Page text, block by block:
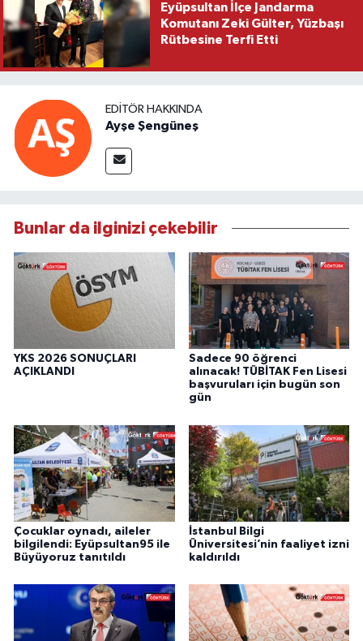
Eyüpsultan İlçe Jandarma
Komutanı Zeki Gülter, Yüzbaşı
Rütbesine Terfi Etti
EDITÖR HAKKINDA
Ayşe Şengüneş
Bunlar da ilginizi çekebilir
YKS 2026 SONUÇLARI
AÇIKLANDI
Sadece 90 öğrenci
alınacak! TÜBİTAK Fen Lisesi
başvuruları için bugün son
gün
Çocuklar oynadı, aileler
bilgilendi: Eyüpsultan95 ile
Büyüyoruz tanıtıldı
İstanbul Bilgi
Üniversitesi’nin faaliyet izni
kaldırıldı